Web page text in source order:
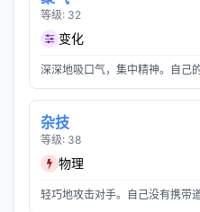
等级: 32
变化
深深地吸口气，集中精神。自己
杂技
等级: 38
物理
轻巧地攻击对手。自己没有携带